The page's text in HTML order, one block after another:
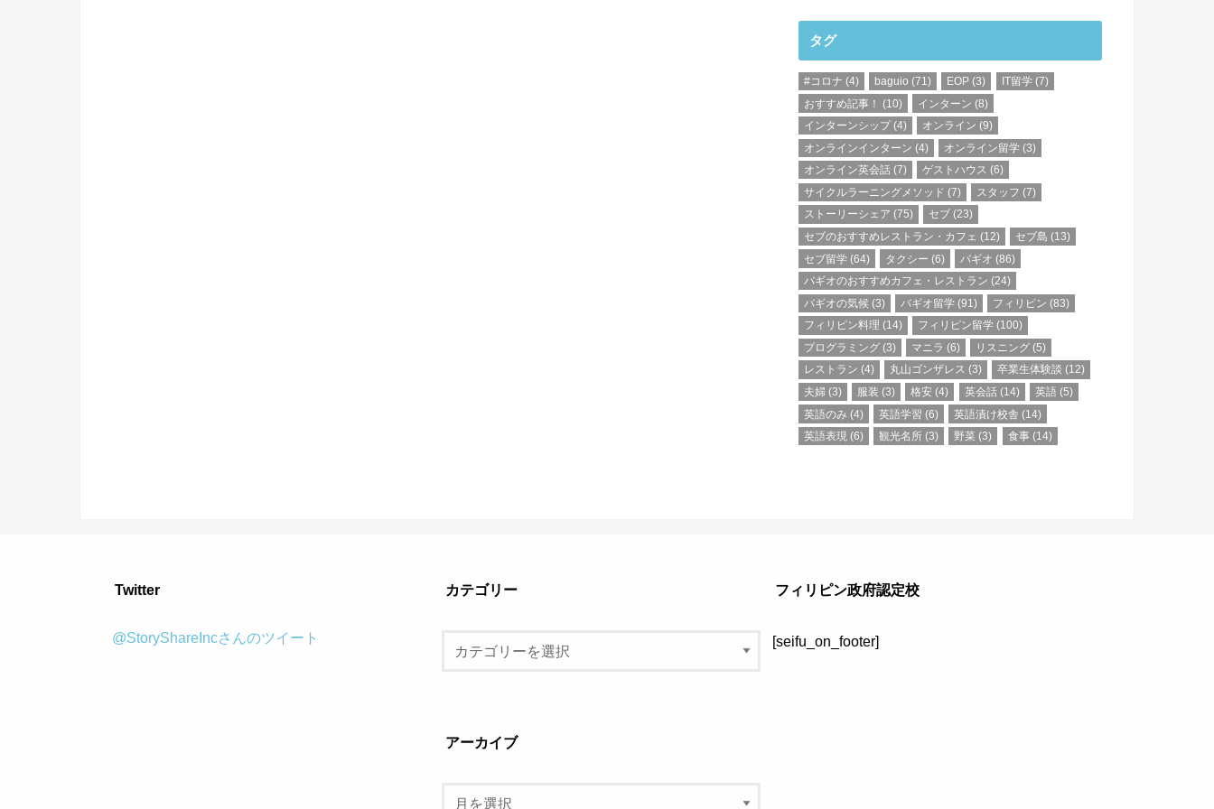
タグ
#コロナ (4) baguio (71) EOP (3) IT留学(7)
おすすめ記事！ (10) インターン (8)
インターンシップ (4) オンライン (9)
オンラインインターン (4) オンライン留学 (3)
オンライン英会話 (7) ゲストハウス (6)
サイクルラーニングメソッド (7) スタッフ (7)
ストーリーシェア (75) セブ (23)
セブのおすすめレストラン・カフェ (12) セブ島 (13)
セブ留学 (64) タクシー (6) バギオ (86)
バギオのおすすめカフェ・レストラン (24)
バギオの気候 (3) バギオ留学 (91) フィリピン (83)
フィリピン料理 (14) フィリピン留学 (100)
プログラミング (3) マニラ (6) リスニング (5)
レストラン (4) 丸山ゴンザレス (3) 卒業生体験談 (12)
夫婦 (3) 服装 (3) 格安 (4) 英会話(14) 英語 (5)
英語のみ (4) 英語学習 (6) 英語漬け校舎 (14)
英語表現 (6) 観光名所 (3) 野菜 (3) 食事(14)
Twitter
@StoryShareIncさんのツイート
カテゴリー
アーカイブ
フィリピン政府認定校
[seifu_on_footer]